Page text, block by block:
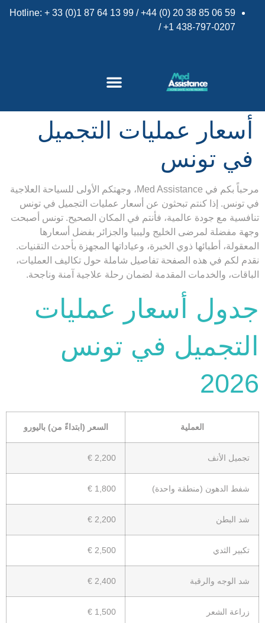
Hotline: + 33 (0)1 87 64 13 99 / +44 (0) 20 38 85 06 59
/ +1 438-797-0207
أسعار عمليات التجميل
في تونس
مرحباً بكم في Med Assistance، وجهتكم الأولى للسياحة العلاجية
في تونس. إذا كنتم تبحثون عن أسعار عمليات التجميل في تونس
تنافسية مع جودة عالمية، فأنتم في المكان الصحيح. تونس أصبحت
وجهة مفضلة لمرضى الخليج وليبيا والجزائر بفضل أسعارها
المعقولة، أطبائها ذوي الخبرة، وعياداتها المجهزة بأحدث التقنيات.
نقدم لكم في هذه الصفحة تفاصيل شاملة حول تكاليف العمليات،
الباقات، والخدمات المقدمة لضمان رحلة علاجية آمنة وناجحة.
جدول أسعار عمليات
التجميل في تونس
2026
العملية السعر (ابتداءً من) باليورو
تجميل الأنف 2,200 €
شفط الدهون (منطقة واحدة) 1,800 €
شد البطن 2,200 €
تكبير الثدي 2,500 €
شد الوجه والرقبة 2,400 €
زراعة الشعر 1,500 €
×